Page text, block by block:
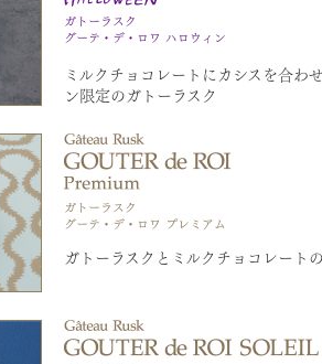
ガトーラスクとミルクチョコレート
ミルクチョコレートにカシスを合わ
ン限定のガトーラスク